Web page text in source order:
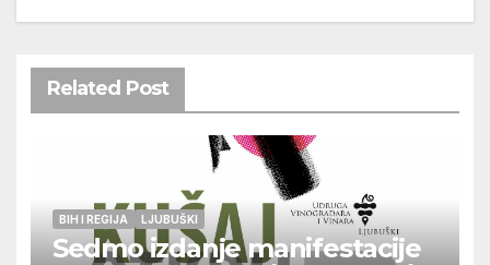
Related Post
BIH I REGIJA LJUBUŠKI
Sedmo izdanje manifestacije